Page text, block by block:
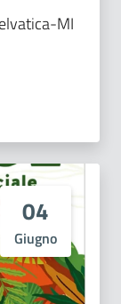
MI
04
Giugno